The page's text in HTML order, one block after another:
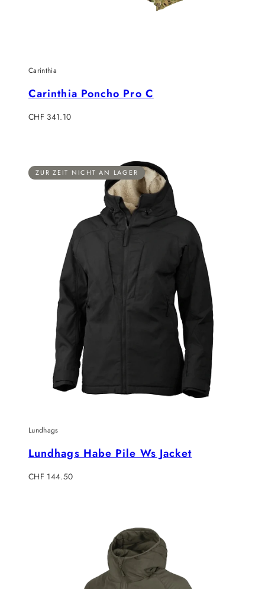
Carinthia
Carinthia Poncho Pro C
Verkaufspreis
CHF 341.10
ZUR ZEIT NICHT AN LAGER
Lundhags
Lundhags Habe Pile Ws Jacket
Verkaufspreis
CHF 144.50